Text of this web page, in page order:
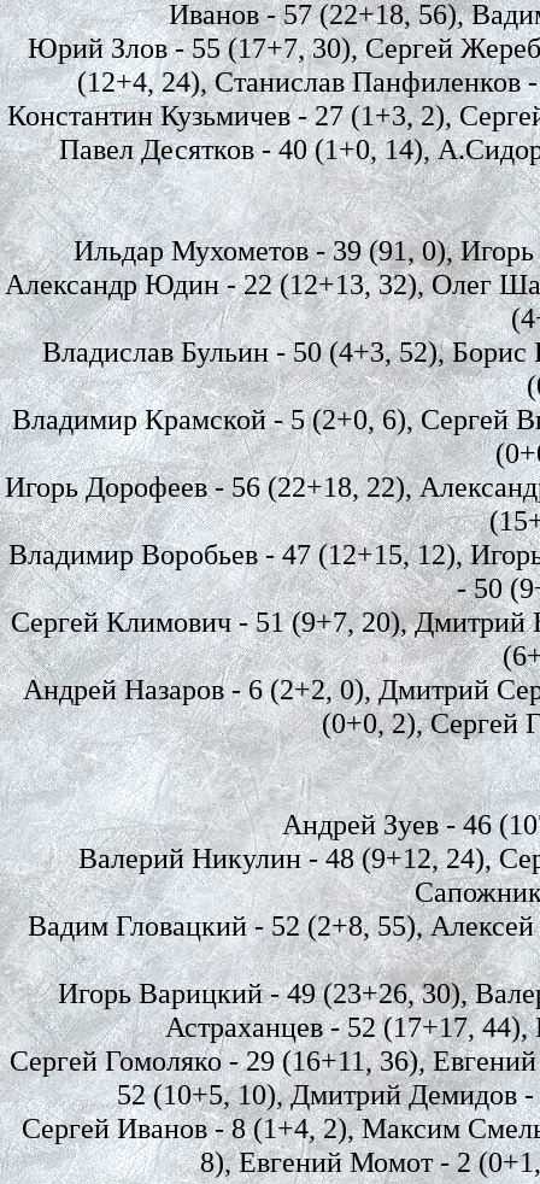
Иванов - 57 (22+18, 56),
Юрий Злов - 55 (17+7, 30), Сергей
(12+4, 24), Станислав Панфиленков
Константин Кузьмичев - 27 (1+3, 2),
Павел Десятков - 40 (1+0, 14),
Ильдар Мухометов - 39 (91, 0),
Александр Юдин - 22 (12+13, 32), Олег
Владислав Бульин - 50 (4+3, 52),
Владимир Крамской - 5 (2+0, 6), Сергей
Игорь Дорофеев - 56 (22+18, 22),
Владимир Воробьев - 47 (12+15, 12),
- 50
Сергей Климович - 51 (9+7, 20), Дмитрий
Андрей Назаров - 6 (2+2, 0), Дмитрий
(0+0, 2), Сергей
Андрей Зуев - 46
Валерий Никулин - 48 (9+12, 24),
Вадим Гловацкий - 52 (2+8, 55),
Игорь Варицкий - 49 (23+26, 30),
Астраханцев - 52 (17+17,
Сергей Гомоляко - 29 (16+11, 36),
52 (10+5, 10), Дмитрий Демидов
Сергей Иванов - 8 (1+4, 2), Максим
8), Евгений Момот - 2